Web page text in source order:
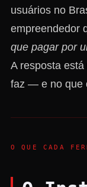
usuários no
empreendedor
que pagar por
A resposta
faz — e no que
O QUE CADA